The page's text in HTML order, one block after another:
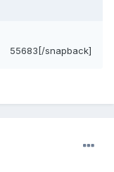
55683[/snapback]